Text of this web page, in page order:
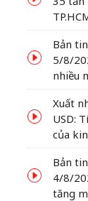
Bản
5/8/
nhiều
Xuất
USD:
của
Bản
4/8/
tăng